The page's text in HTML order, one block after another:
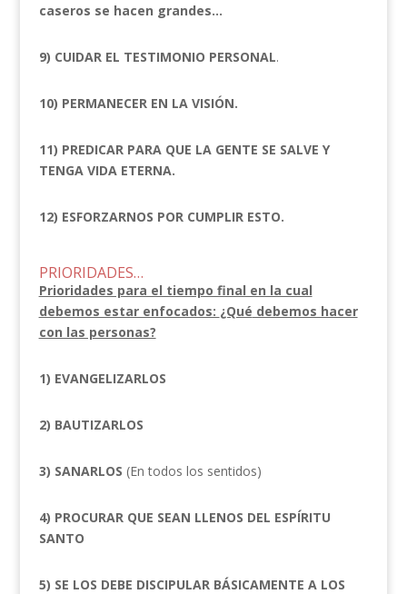
caseros se hacen grandes…
9) CUIDAR EL TESTIMONIO PERSONAL.
10) PERMANECER EN LA VISIÓN.
11) PREDICAR PARA QUE LA GENTE SE SALVE Y
TENGA VIDA ETERNA.
12) ESFORZARNOS POR CUMPLIR ESTO.
PRIORIDADES…
Prioridades para el tiempo final en la cual
debemos estar enfocados: ¿Qué debemos hacer
con las personas?
1) EVANGELIZARLOS
2) BAUTIZARLOS
3) SANARLOS (En todos los sentidos)
4) PROCURAR QUE SEAN LLENOS DEL ESPÍRITU
SANTO
5) SE LOS DEBE DISCIPULAR BÁSICAMENTE A LOS